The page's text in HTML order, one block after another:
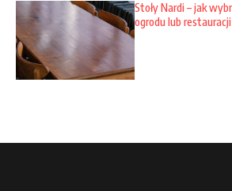
Stoły Nardi – jak
ogrodu lub restauracji